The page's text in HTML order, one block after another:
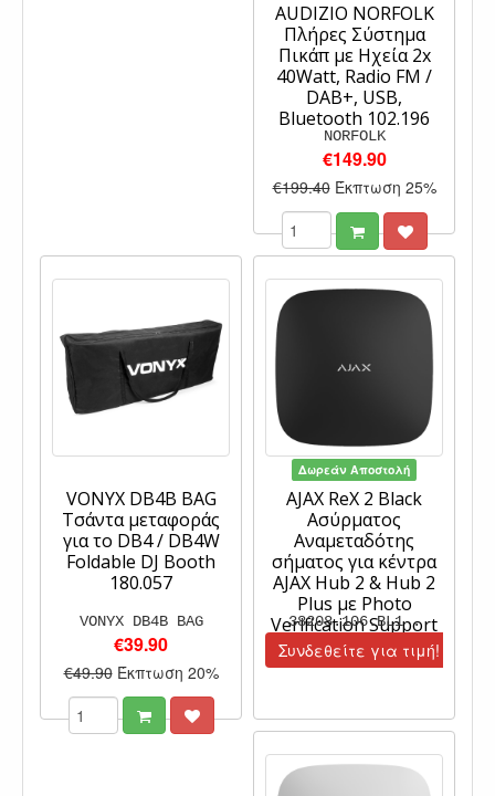
AUDIZIO NORFOLK
Πλήρες Σύστημα
Πικάπ με Ηχεία 2x
40Watt, Radio FM /
DAB+, USB,
Bluetooth 102.196
NORFOLK
€149.90
€199.40 Έκπτωση 25%
VONYX DB4B BAG
Τσάντα μεταφοράς
για το DB4 / DB4W
Foldable DJ Booth
180.057
VONYX DB4B BAG
€39.90
€49.90 Έκπτωση 20%
Δωρεάν Αποστολή
AJAX ReX 2 Black
Ασύρματος
Αναμεταδότης
σήματος για κέντρα
AJAX Hub 2 & Hub 2
Plus με Photo
Verification Support
38208.106.BL1 .
Συνδεθείτε για τιμή!